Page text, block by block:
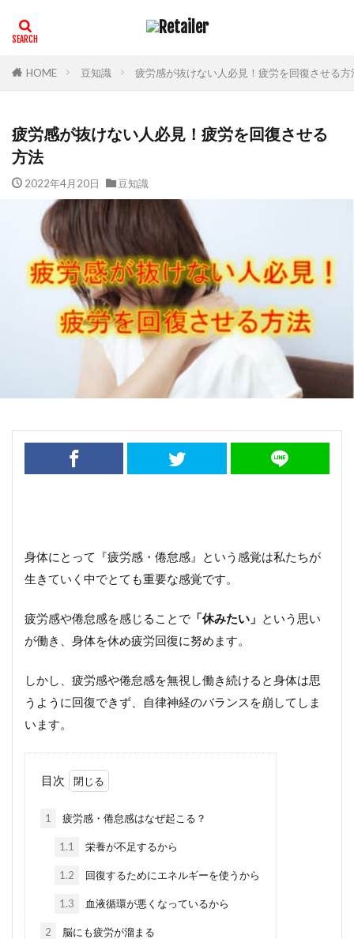
HOME 豆知識 疲労感が抜けない人必見！疲労を回復させる方
疲労感が抜けない人必見！疲労を回復させる
方法
2022年4月20日 豆知識
身体にとって『疲労感・倦怠感』という感覚は私たちが
生きていく中でとても重要な感覚です。
疲労感や倦怠感を感じることで 「休みたい」 という思い
が働き、身体を休め疲労回復に努めます。
しかし、疲労感や倦怠感を無視し働き続けると身体は思
うように回復できず、自律神経のバランスを崩してしま
います。
目次
1 疲労感・倦怠感はなぜ起こる？
1.1 栄養が不足するから
1.2 回復するためにエネルギーを使うから
1.3 血液循環が悪くなっているから
2 脳にも疲労が溜まる